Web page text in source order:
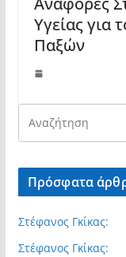
Υγείας για
Παξών
Πρόσφατα
Στέφανος Γκίκας:
Στέφανος Γκίκας: